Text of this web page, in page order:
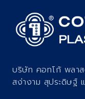
บริษัท คอทโก้ พลา
สง่างาม สุประดิษฐ์